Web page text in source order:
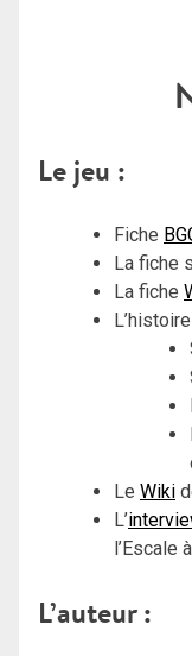
Le jeu :
Fiche
La fiche
La fiche
Le Wiki
L’
l’Escale
L’auteur :